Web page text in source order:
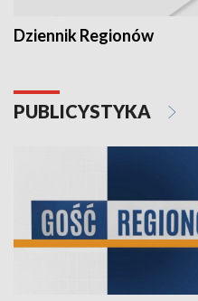
Dziennik Regionów
PUBLICYSTYKA